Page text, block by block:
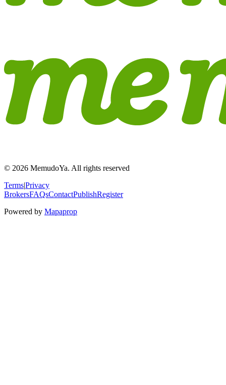
© 2026 MemudoYa. All rights reserved
Terms|Privacy
BrokersFAQsContactPublishRegister
Powered by Mapaprop